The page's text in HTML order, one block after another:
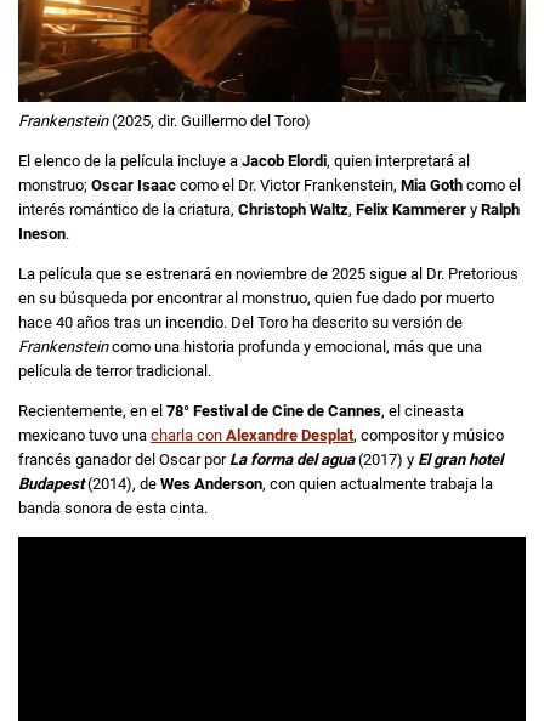
Frankenstein(2025, dir. Guillermo del Toro)
El elenco de la película incluye a Jacob Elordi, quien interpretará al
monstruo; Oscar Isaac como el Dr. Victor Frankenstein, Mia Goth como el
interés romántico de la criatura, Christoph Waltz, Felix Kammerer y Ralph
Ineson.
La película que se estrenará en noviembre de 2025 sigue al Dr. Pretorious
en su búsqueda por encontrar al monstruo, quien fue dado por muerto
hace 40 años tras un incendio. Del Toro ha descrito su versión de
Frankensteincomo una historia profunda y emocional, más que una
película de terror tradicional.
Recientemente, en el 78° Festival de Cine de Cannes, el cineasta
mexicano tuvo una charla con Alexandre Desplat, compositor y músico
francés ganador del Oscar por La forma del agua(2017) y El gran hotel
Budapest(2014), de Wes Anderson, con quien actualmente trabaja la
banda sonora de esta cinta.